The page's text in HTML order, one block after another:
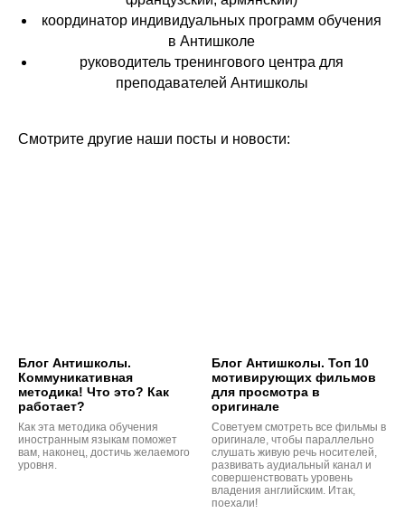
координатор индивидуальных программ обучения
в Антишколе
руководитель тренингового центра для
преподавателей Антишколы
Смотрите другие наши посты и новости:
Блог Антишколы.
Коммуникативная
методика! Что это? Как
работает?
Как эта методика обучения
иностранным языкам поможет
вам, наконец, достичь желаемого
уровня.
Блог Антишколы. Топ 10
мотивирующих фильмов
для просмотра в
оригинале
Советуем смотреть все фильмы в
оригинале, чтобы параллельно
слушать живую речь носителей,
развивать аудиальный канал и
совершенствовать уровень
владения английским. Итак,
поехали!